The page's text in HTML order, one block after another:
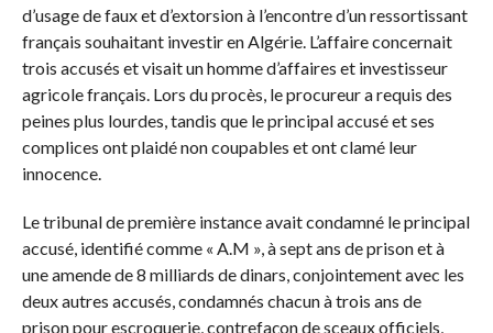
d’usage de faux et d’extorsion à l’encontre d’un ressortissant
français souhaitant investir en Algérie. L’affaire concernait
trois accusés et visait un homme d’affaires et investisseur
agricole français. Lors du procès, le procureur a requis des
peines plus lourdes, tandis que le principal accusé et ses
complices ont plaidé non coupables et ont clamé leur
innocence.
Le tribunal de première instance avait condamné le principal
accusé, identifié comme « A.M », à sept ans de prison et à
une amende de 8 milliards de dinars, conjointement avec les
deux autres accusés, condamnés chacun à trois ans de
prison pour escroquerie, contrefaçon de sceaux officiels,